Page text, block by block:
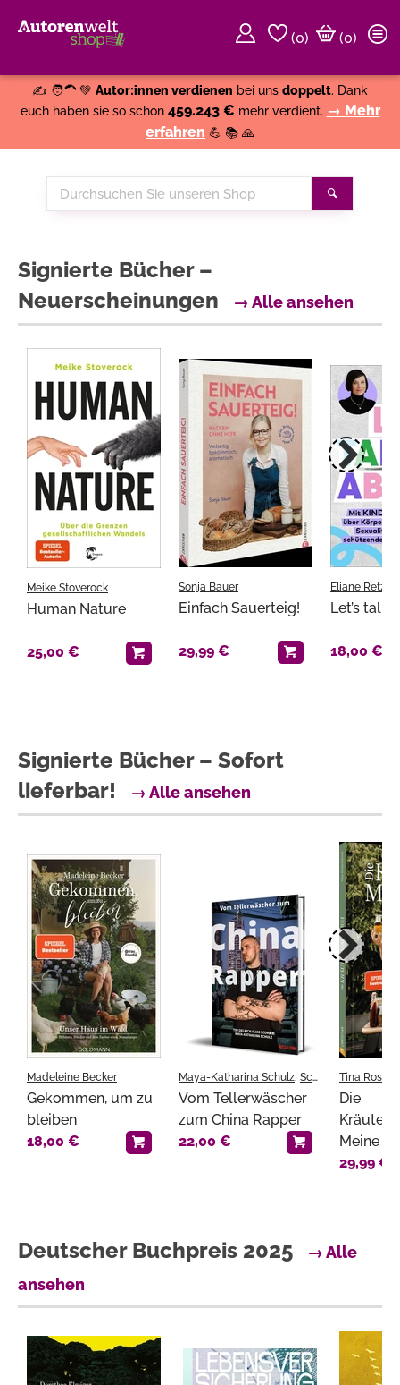
(0)
(0)
✍️ 🧑‍🦱 💚 Autor:innen verdienen bei uns doppelt. Dank
euch haben sie so schon 459.243 € mehr verdient. → Mehr
erfahren 💪 📚 🙏
Durchsuchen
Sie
Signierte Bücher –
Neuerscheinungen
→ Alle ansehen
Meike Stoverock
Human Nature
25,00 €
Sonja Bauer
Einfach Sauerteig!
29,99 €
Eliane Retz
Let’s talk
18,00 €
Signierte Bücher – Sofort
lieferbar!
→ Alle ansehen
Madeleine Becker
Gekommen, um zu
bleiben
18,00 €
Maya-Katharina Schulz, Scor undTim
Vom Tellerwäscher
zum China Rapper
22,00 €
Tina
Die
Meine
29,99 €
Deutscher Buchpreis 2025
→ Alle
ansehen